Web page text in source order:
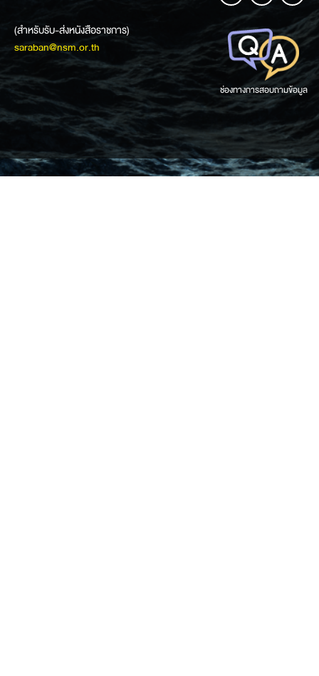
(สำหรับรับ-ส่งหนังสือราชการ)
saraban@nsm.or.th
ช่องทางการสอบถามข้อมูล